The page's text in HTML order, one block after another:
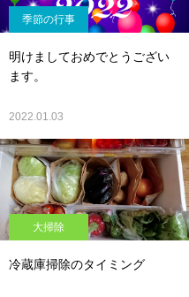
季節の行事
明けましておめでとうござい
ます。
2022.01.03
大掃除
冷蔵庫掃除のタイミング